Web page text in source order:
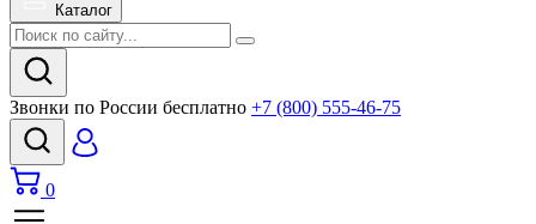
Каталог
Звонки по России бесплатно +7 (800) 555-46-75
0